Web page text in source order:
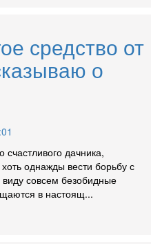
средство от
о
счастливого дачника,
однажды вести борьбу с
совсем безобидные
в настоящ...